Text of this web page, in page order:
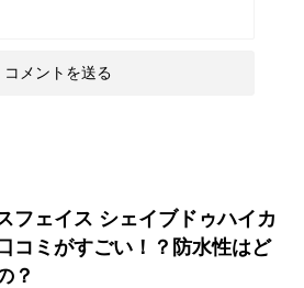
フェイス シェイブドゥハイカ
コミがすごい！？防水性はど
？